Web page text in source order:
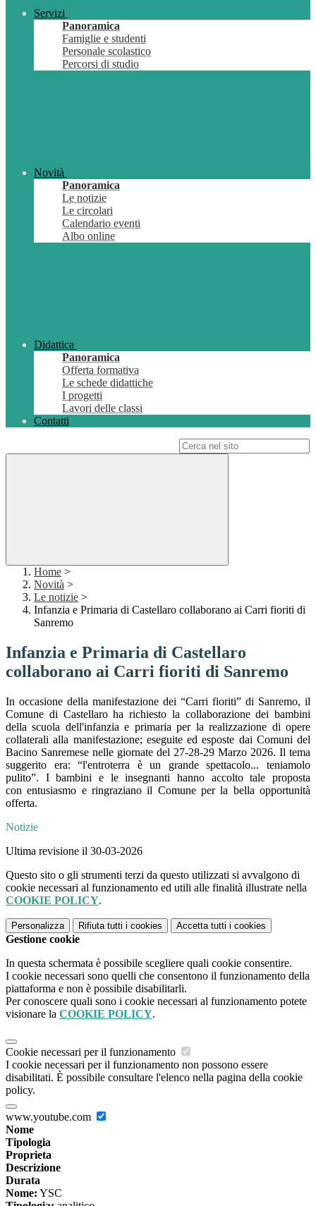
Servizi
Panoramica
Famiglie e studenti
Personale scolastico
Percorsi di studio
Novità
Panoramica
Le notizie
Le circolari
Calendario eventi
Albo online
Didattica
Panoramica
Offerta formativa
Le schede didattiche
I progetti
Lavori delle classi
Contatti
Home >
Novità >
Le notizie >
Infanzia e Primaria di Castellaro collaborano ai Carri fioriti di
Sanremo
Infanzia e Primaria di Castellaro
collaborano ai Carri fioriti di Sanremo
In occasione della manifestazione dei “Carri fioriti” di Sanremo, il
Comune di Castellaro ha richiesto la collaborazione dei bambini
della scuola dell'infanzia e primaria per la realizzazione di opere
collaterali alla manifestazione; eseguite ed esposte dai Comuni del
Bacino Sanremese nelle giornate del 27-28-29 Marzo 2026. Il tema
suggerito era: “l'entroterra è un grande spettacolo... teniamolo
pulito”. I bambini e le insegnanti hanno accolto tale proposta
con entusiasmo e ringraziano il Comune per la bella opportunità
offerta.
Notizie
Ultima revisione il 30-03-2026
Questo sito o gli strumenti terzi da questo utilizzati si avvalgono di
cookie necessari al funzionamento ed utili alle finalità illustrate nella
COOKIE POLICY.
Personalizza Rifiuta tutti i cookies Accetta tutti i cookies
Gestione cookie
In questa schermata è possibile scegliere quali cookie consentire.
I cookie necessari sono quelli che consentono il funzionamento della
piattaforma e non è possibile disabilitarli.
Per conoscere quali sono i cookie necessari al funzionamento potete
visionare la COOKIE POLICY.
Cookie necessari per il funzionamento
I cookie necessari per il funzionamento non possono essere
disabilitati. È possibile consultare l'elenco nella pagina della cookie
policy.
www.youtube.com
Nome
Tipologia
Proprieta
Descrizione
Durata
Nome: YSC